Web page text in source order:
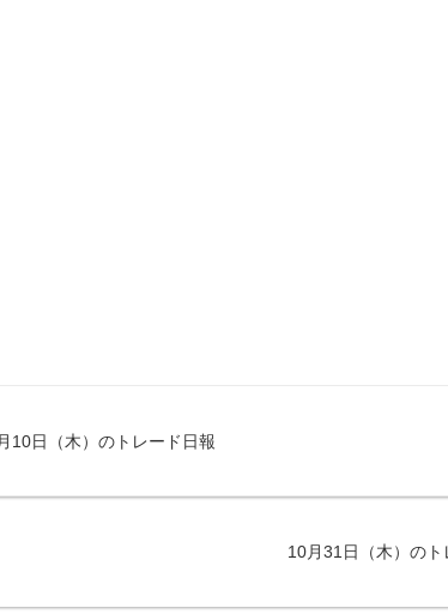
10日（木）のトレード日報
10月31日（木）のト